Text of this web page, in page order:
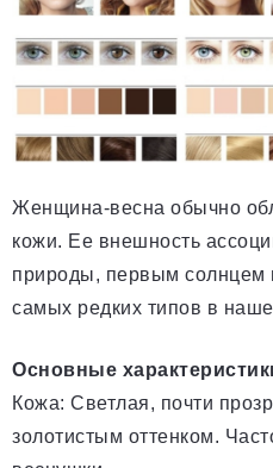
Женщина-весна обычно
кожи. Ее внешность
природы, первым солнцем
самых редких типов в
Основные
Кожа: Светлая, почти
золотистым оттенком.